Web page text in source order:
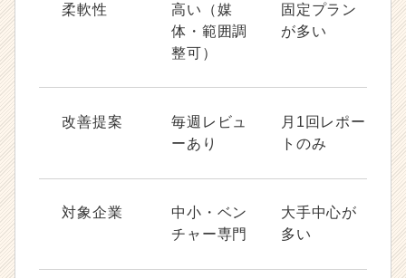
柔軟性
高い（媒
体・範囲調
整可）
固定プラン
が多い
改善提案
毎週レビュ
ーあり
月1回レポー
トのみ
対象企業
中小・ベン
チャー専門
大手中心が
多い